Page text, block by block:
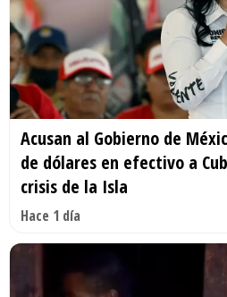
Acusan al Gobierno de
de dólares en efectivo a
crisis de la Isla
Hace 1 día